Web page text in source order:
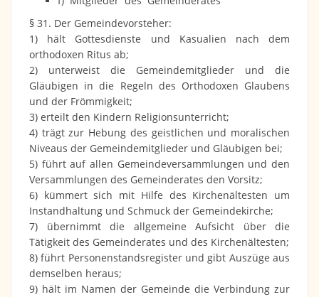
§ 31. Der Gemeindevorsteher:
1) hält Gottesdienste und Kasualien nach dem
orthodoxen Ritus ab;
2) unterweist die Gemeindemitglieder und die
Gläubigen in die Regeln des Orthodoxen Glaubens
und der Frömmigkeit;
3) erteilt den Kindern Religionsunterricht;
4) trägt zur Hebung des geistlichen und moralischen
Niveaus der Gemeindemitglieder und Gläubigen bei;
5) führt auf allen Gemeindeversammlungen und den
Versammlungen des Gemeinderates den Vorsitz;
6) kümmert sich mit Hilfe des Kirchenältesten um
Instandhaltung und Schmuck der Gemeindekirche;
7) übernimmt die allgemeine Aufsicht über die
Tätigkeit des Gemeinderates und des Kirchenältesten;
8) führt Personenstandsregister und gibt Auszüge aus
demselben heraus;
9) hält im Namen der Gemeinde die Verbindung zur